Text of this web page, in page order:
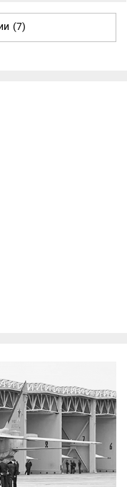
(7)